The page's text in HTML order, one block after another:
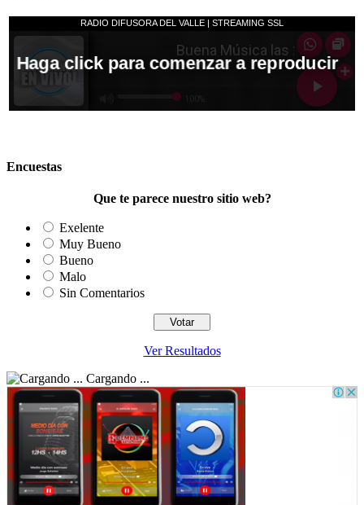
Encuestas
Que te parece nuestro sitio web?
Exelente
Muy Bueno
Bueno
Malo
Sin Comentarios
Ver Resultados
Cargando ...